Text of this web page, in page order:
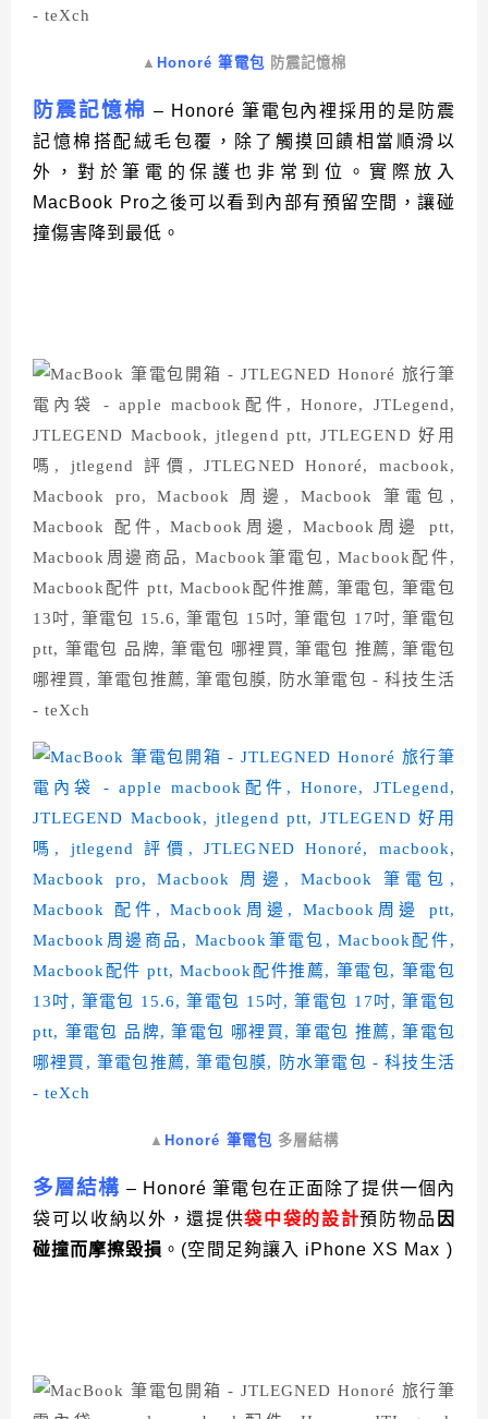
▲ Honoré 筆電包防震記憶棉
防震記憶棉 – Honoré 筆電包內裡採用的是防震
記憶棉搭配絨毛包覆，除了觸摸回饋相當順滑以
外，對於筆電的保護也非常到位。實際放入
MacBook Pro之後可以看到內部有預留空間，讓碰
撞傷害降到最低。
▲ Honoré 筆電包多層結構
多層結構 – Honoré 筆電包在正面除了提供一個內
袋可以收納以外，還提供袋中袋的設計預防物品 因
碰撞而摩擦毀損 。(空間足夠讓入 iPhone XS Max )